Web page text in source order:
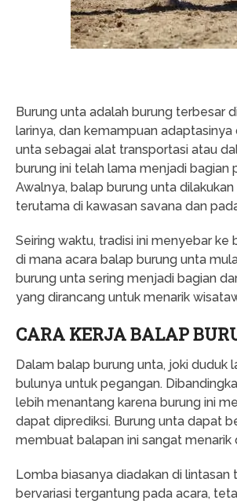
Burung unta adalah burung terbesar
larinya, dan kemampuan
unta sebagai alat transportasi atau
burung ini telah lama menjadi
Awalnya, balap burung unta
terutama di kawasan savana dan
Seiring waktu, tradisi ini menyebar
di mana acara balap burung unta
burung unta sering menjadi bagian
yang dirancang untuk menarik
CARA KERJA BALAP
Dalam balap burung unta, joki
bulunya untuk pegangan.
lebih menantang karena burung ini
dapat diprediksi. Burung unta dapat
membuat balapan ini sangat menarik
Lomba biasanya diadakan di
bervariasi tergantung pada acara,